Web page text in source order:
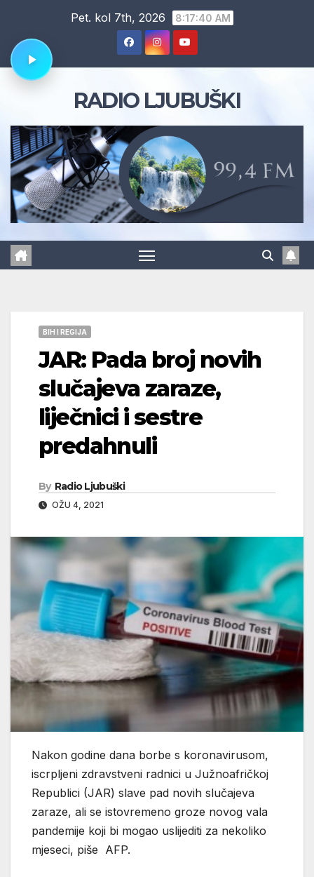
content
Pet. kol 7th, 2026 8:17:41 AM
RADIO LJUBUŠKI
BIH I REGIJA
JAR: Pada broj novih
slučajeva zaraze,
liječnici i sestre
predahnuli
By Radio Ljubuški
OŽU 4, 2021
Nakon godine dana borbe s koronavirusom,
iscrpljeni zdravstveni radnici u Južnoafričkoj
Republici (JAR) slave pad novih slučajeva
zaraze, ali se istovremeno groze novog vala
pandemije koji bi mogao uslijediti za nekoliko
mjeseci, piše AFP.